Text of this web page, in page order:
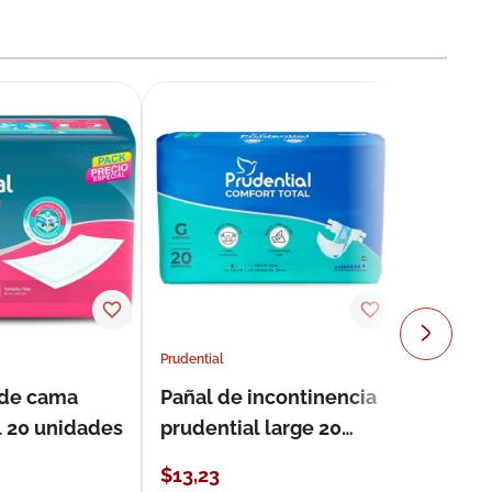
cama
unidades
Prudential
Pañal de incontinencia
prudential large 20
$13,23